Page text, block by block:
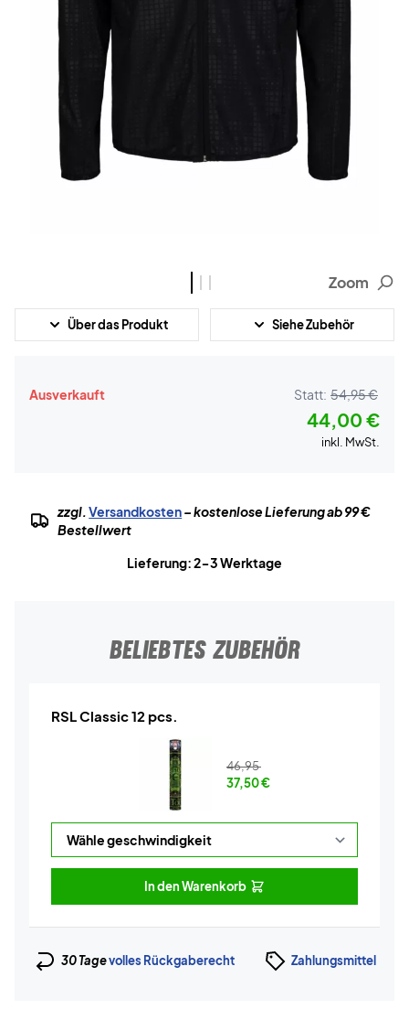
Zoom
Über das Produkt Siehe Zubehör
Ausverkauft Statt: 54,95 €
44,00 €
inkl. MwSt.
zzgl.Versandkosten– kostenlose Lieferung ab 99 €
Bestellwert
Lieferung: 2-3 Werktage
BELIEBTES ZUBEHÖR
RSL Classic 12 pcs.
46,95
37,50€
In den Warenkorb
30 Tagevolles Rückgaberecht Zahlungsmittel